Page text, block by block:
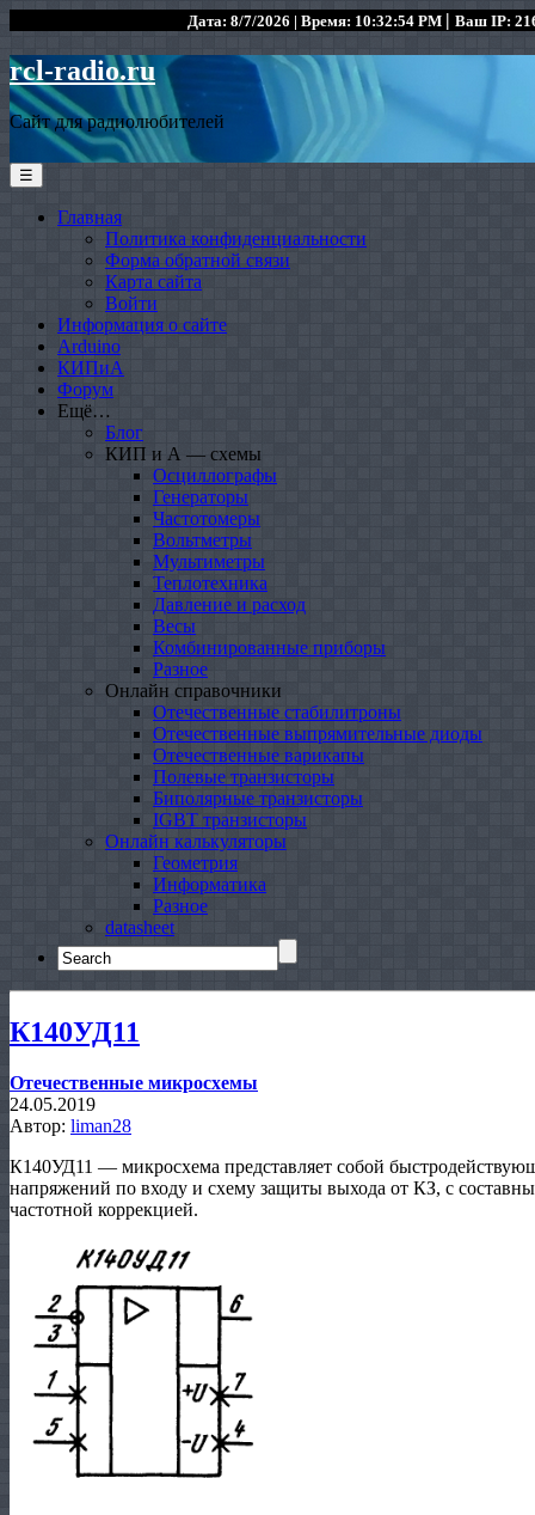
Дата: 8/7/2026 | Время: 10:32:54 PM | Ваш IP:
rcl-radio.ru
Сайт для радиолюбителей
☰
Главная
Политика конфиденциальности
Форма обратной связи
Карта сайта
Войти
Информация о сайте
Arduino
КИПиА
Форум
Ещё…
Блог
КИП и А — схемы
Осциллографы
Генераторы
Частотомеры
Вольтметры
Мультиметры
Теплотехника
Давление и расход
Весы
Комбинированные приборы
Разное
Онлайн справочники
Отечественные стабилитроны
Отечественные выпрямительные диоды
Отечественные варикапы
Полевые транзисторы
Биполярные транзисторы
IGBT транзисторы
Онлайн калькуляторы
Геометрия
Информатика
Разное
datasheet
Search
for:
К140УД11
Отечественные микросхемы
24.05.2019
Автор: liman28
К140УД11 — микросхема представляет собой
напряжений по входу и схему защиты выхода от КЗ, с
частотной коррекцией.